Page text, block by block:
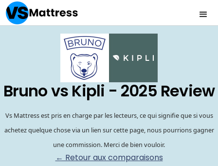
Bruno vs Kipli - 2025 Review
Vs Mattress est pris en charge par les lecteurs, ce qui signifie que si vous
achetez quelque chose via un lien sur cette page, nous pourrions gagner
une commission. Merci de bien vouloir.
← Retour aux comparaisons